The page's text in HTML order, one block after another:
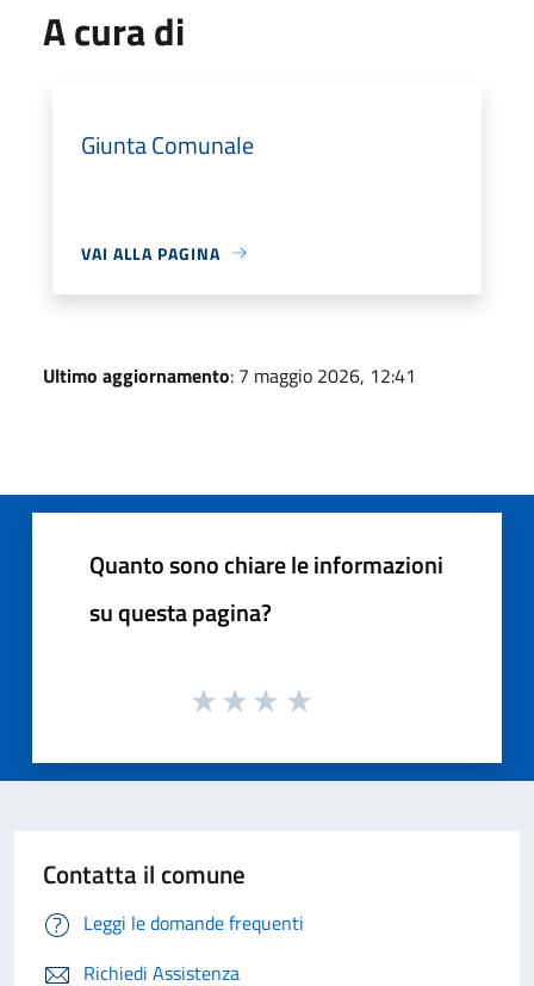
A cura di
Giunta Comunale
VAI ALLA PAGINA
Ultimo aggiornamento: 7 maggio 2026, 12:41
Quanto sono chiare le informazioni
su questa pagina?
Contatta il comune
Leggi le domande frequenti
Richiedi Assistenza